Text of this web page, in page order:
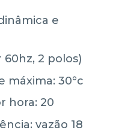
e
2 polos)
máxima: 30°c
hora: 20
vazão 18